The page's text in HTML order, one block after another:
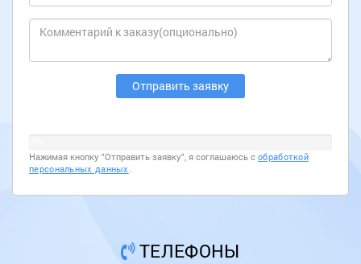
Нажимая кнопку "Отправить заявку", я соглашаюсь с обработкой
персональных данных .
ТЕЛЕФОНЫ